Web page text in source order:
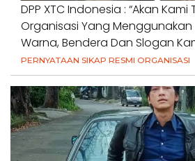
DPP XTC Indonesia : “Akan
Organisasi Yang Menggunakan
Warna, Bendera Dan Slogan
PERNYATAAN SIKAP RESMI ORGANISASI